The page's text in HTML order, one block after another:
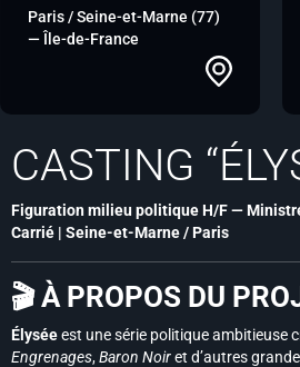
Paris / Seine-et-Marne (77)
— Île-de-France
CASTING
Figuration milieu politique H/F —
Carrié | Seine-et-Marne / Paris
🎬 À PROPOS DU
Élyséeest une série politique ambitieuse
Engrenages,Baron Noiret d’autres